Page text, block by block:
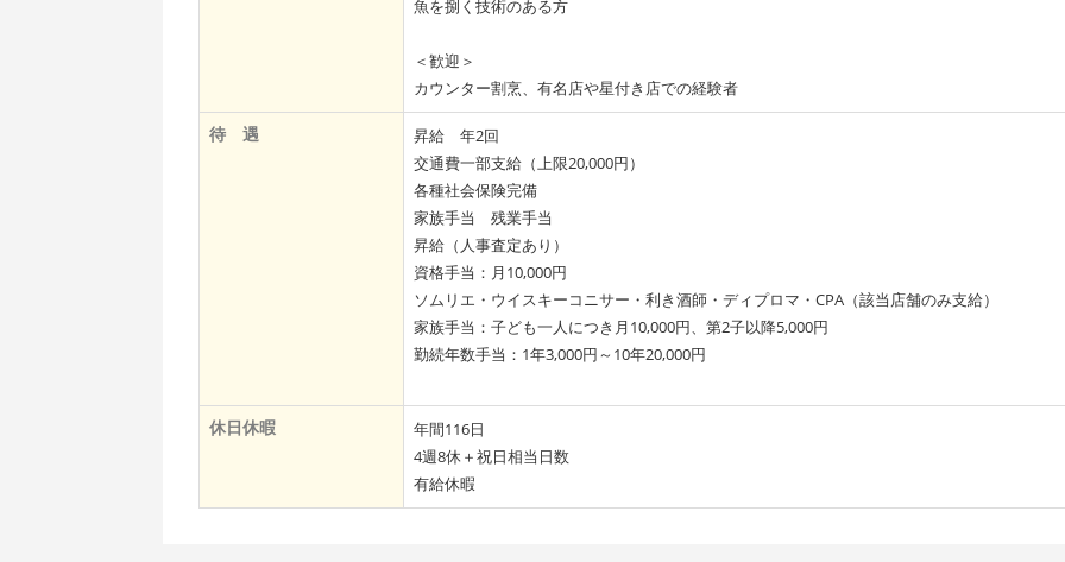
魚を捌く技術のある方
＜歓迎＞
カウンター割烹、有名店や星付き店での経験者
待 遇
昇給 年2回
交通費一部支給（上限20,000円）
各種社会保険完備
家族手当 残業手当
昇給（人事査定あり）
資格手当：月10,000円
ソムリエ・ウイスキーコニサー・利き酒師・ディプロマ・CPA（該当店舗のみ支給）
家族手当：子ども一人につき月10,000円、第2子以降5,000円
勤続年数手当：1年3,000円～10年20,000円
休日休暇
年間116日
4週8休＋祝日相当日数
有給休暇